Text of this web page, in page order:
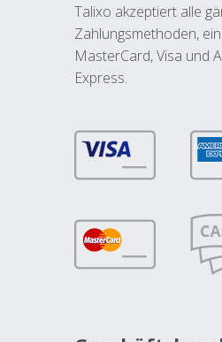
Talixo akzeptiert alle
Zahlungsmethoden,
MasterCard, Visa und
Express.